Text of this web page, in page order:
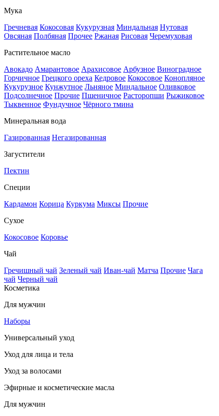
Мука
Гречневая Кокосовая Кукурузная Миндальная Нутовая
Овсяная Полбяная Прочее Ржаная Рисовая Черемуховая
Растительное масло
Авокадо Амарантовое Арахисовое Арбузное Виноградное
Горчичное Грецкого ореха Кедровое Кокосовое Конопляное
Кукурузное Кунжутное Льняное Миндальное Оливковое
Подсолнечное Прочие Пшеничное Расторопши Рыжиковое
Тыквенное Фундучное Чёрного тмина
Минеральная вода
Газированная Негазированная
Загустители
Пектин
Специи
Кардамон Корица Куркума Миксы Прочие
Сухое
Кокосовое Коровье
Чай
Гречишный чай Зеленый чай Иван-чай Матча Прочие Чага
чай Черный чай
Косметика
Для мужчин
Наборы
Универсальный уход
Уход для лица и тела
Уход за волосами
Эфирные и косметические масла
Для мужчин